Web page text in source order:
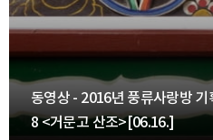
동영상 - 2016년 풍류사랑방
8 <거문고 산조>[06.16.]